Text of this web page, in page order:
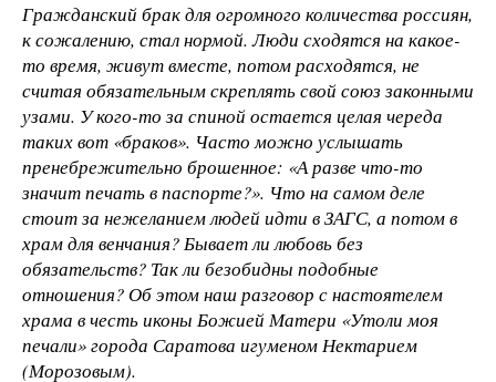
Гражданский брак для огромного количества россиян,
к сожалению, стал нормой. Люди сходятся на какое-
то время, живут вместе, потом расходятся, не
считая обязательным скреплять свой союз законными
узами. У кого-то за спиной остается целая череда
таких вот «браков». Часто можно услышать
пренебрежительно брошенное: «А разве что-то
значит печать в паспорте?». Что на самом деле
стоит за нежеланием людей идти в ЗАГС, а потом в
храм для венчания? Бывает ли любовь без
обязательств? Так ли безобидны подобные
отношения? Об этом наш разговор с настоятелем
храма в честь иконы Божией Матери «Утоли моя
печали» города Саратова игуменом Нектарием
(Морозовым).